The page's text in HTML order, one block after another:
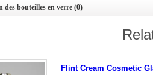
des bouteilles en verre (0)
Flint Cream Cosmetic